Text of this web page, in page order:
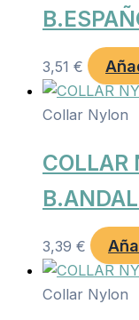
3,51 €
Collar Nylon
COLLAR
3,39 €
Collar Nylon